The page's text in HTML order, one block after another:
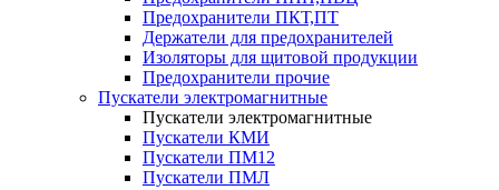
Предохранители ПКТ,ПТ
Держатели для предохранителей
Изоляторы для щитовой продукции
Предохранители прочие
Пускатели электромагнитные
Пускатели электромагнитные
Пускатели КМИ
Пускатели ПМ12
Пускатели ПМЛ